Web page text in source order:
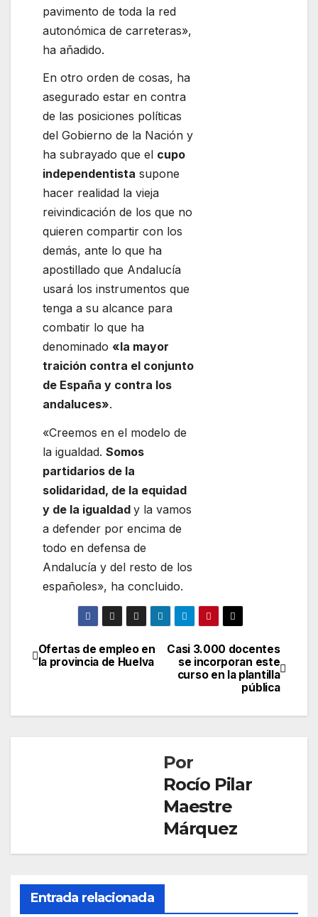
pavimento de toda la red
autonómica de carreteras»,
ha añadido.
En otro orden de cosas, ha
asegurado estar en contra
de las posiciones políticas
del Gobierno de la Nación y
ha subrayado que el cupo
independentista supone
hacer realidad la vieja
reivindicación de los que no
quieren compartir con los
demás, ante lo que ha
apostillado que Andalucía
usará los instrumentos que
tenga a su alcance para
combatir lo que ha
denominado «la mayor
traición contra el conjunto
de España y contra los
andaluces».
«Creemos en el modelo de
la igualdad. Somos
partidarios de la
solidaridad, de la equidad
y de la igualdad y la vamos
a defender por encima de
todo en defensa de
Andalucía y del resto de los
españoles», ha concluido.
Navegación
entradas
Casi 3.000 docentes
se incorporan este
curso en la plantilla
pública
Ofertas de empleo en
la provincia de Huelva
Por
Rocío Pilar
Maestre
Márquez
Entrada relacionada
SOCIEDAD